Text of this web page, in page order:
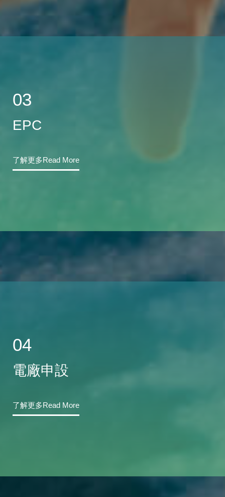
03
EPC
了解更多Read More
04
電廠申設
了解更多Read More